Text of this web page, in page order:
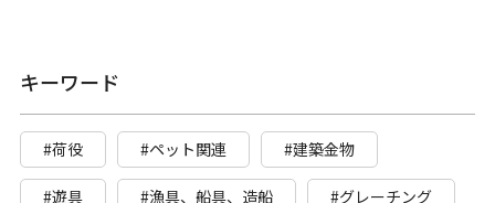
キーワード
#荷役 #ペット関連 #建築金物
#遊具 #漁具、船具、造船 #グレーチング